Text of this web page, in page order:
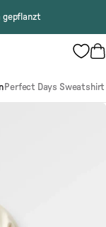
gepflanzt
Perfect Days Sweatshirt